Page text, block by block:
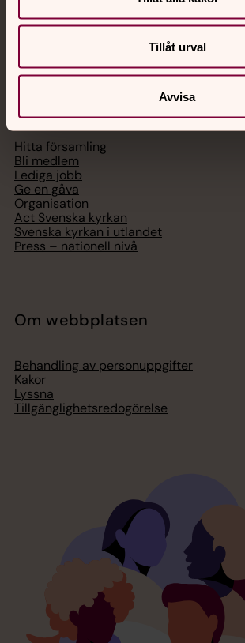
Tillåt urval
Avvisa
Telefon 112
Hitta församling
Bli medlem
Lediga jobb
Ge en gåva
Organisation
Act Svenska kyrkan
Svenska kyrkan i utlandet
Press – nationell nivå
Om webbplatsen
Behandling av personuppgifter
Kakor
Lyssna
Tillgänglighetsredogörelse